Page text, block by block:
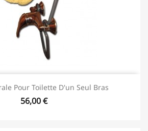
Pour Toilette D'un Seul Bras
56,00 €